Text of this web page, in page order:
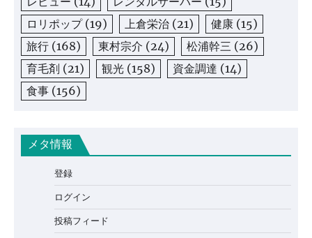
ロリポップ(19) 上倉栄治 (21) 健康 (15)
旅行 (168) 東村宗介 (24) 松浦幹三 (26)
育毛剤 (21) 観光 (158) 資金調達 (14)
食事 (156)
メタ情報
登録
ログイン
投稿フィード